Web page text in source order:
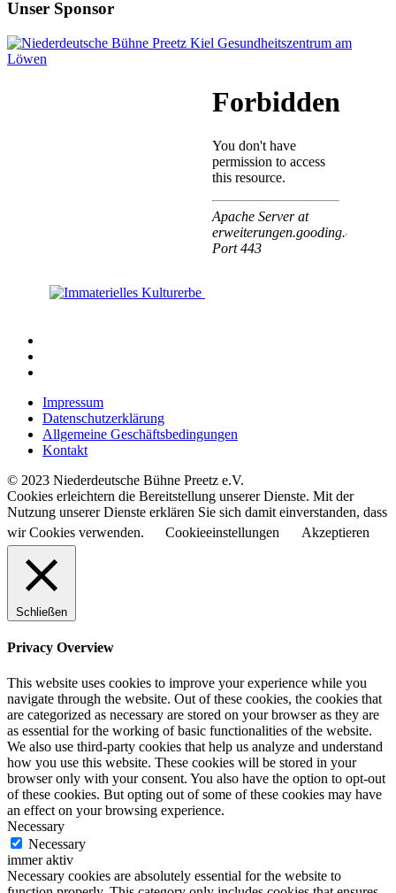
Unser Sponsor
Impressum
Datenschutzerklärung
Allgemeine Geschäftsbedingungen
Kontakt
© 2023 Niederdeutsche Bühne Preetz e.V.
Cookies erleichtern die Bereitstellung unserer Dienste. Mit der
Nutzung unserer Dienste erklären Sie sich damit einverstanden, dass
wir Cookies verwenden.
Cookieeinstellungen Akzeptieren
Schließen
Privacy Overview
This website uses cookies to improve your experience while you
navigate through the website. Out of these cookies, the cookies that
are categorized as necessary are stored on your browser as they are
as essential for the working of basic functionalities of the website.
We also use third-party cookies that help us analyze and understand
how you use this website. These cookies will be stored in your
browser only with your consent. You also have the option to opt-out
of these cookies. But opting out of some of these cookies may have
an effect on your browsing experience.
Necessary
Necessary
immer aktiv
Necessary cookies are absolutely essential for the website to